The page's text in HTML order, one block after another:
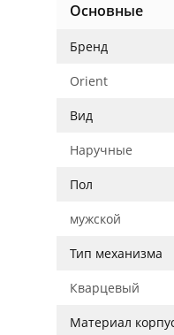
Основные
Бренд
Orient
Вид
Наручные
Пол
мужской
Тип механизма
Кварцевый
Материал